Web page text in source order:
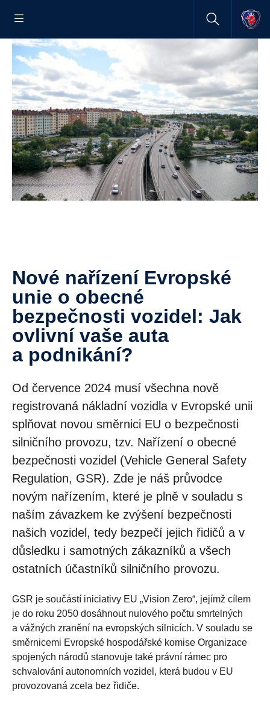
Nové nařízení Evropské
unie o obecné
bezpečnosti vozidel: Jak
ovlivní vaše auta
a podnikání?
Od července 2024 musí všechna nově
registrovaná nákladní vozidla v Evropské unii
splňovat novou směrnici EU o bezpečnosti
silničního provozu, tzv. Nařízení o obecné
bezpečnosti vozidel (Vehicle General Safety
Regulation, GSR). Zde je náš průvodce
novým nařízením, které je plně v souladu s
naším závazkem ke zvýšení bezpečnosti
našich vozidel, tedy bezpečí jejich řidičů a v
důsledku i samotných zákazníků a všech
ostatních účastníků silničního provozu.
GSR je součástí iniciativy EU „Vision Zero“, jejímž cílem
je do roku 2050 dosáhnout nulového počtu smrtelných
a vážných zranění na evropských silnicích. V souladu se
směrnicemi Evropské hospodářské komise Organizace
spojených národů stanovuje také právní rámec pro
schvalování autonomních vozidel, která budou v EU
provozovaná zcela bez řidiče.